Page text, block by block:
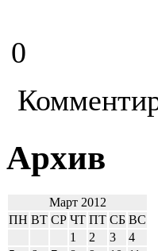
0
Архив
Март 2012
ПН ВТ СР ЧТ ПТ СБ ВС
1
2 3
4